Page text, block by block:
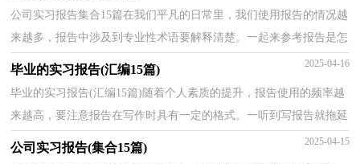
公司实习报告集合15篇在我们平凡的日常里，我们使用报告的情况越
来越多，报告中涉及到专业性术语要解释清楚。一起来参考报告是怎
么写的吧，下面是小编为大家整理的公司实习报告，欢...
毕业的实习报告(汇编15篇) 2025-04-16
毕业的实习报告(汇编15篇)随着个人素质的提升，报告使用的频率越
来越高，要注意报告在写作时具有一定的格式。一听到写报告就拖延
症懒癌齐复发？以下是小编精心整理的毕业的实习报...
公司实习报告(集合15篇) 2025-04-15